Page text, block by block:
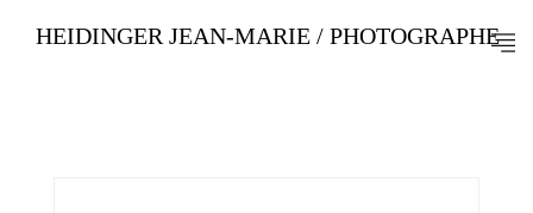
HEIDINGER JEAN-MARIE / PHOTOGRAPHE